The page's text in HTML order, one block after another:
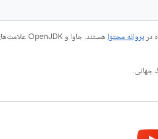
در پروانه محتوا